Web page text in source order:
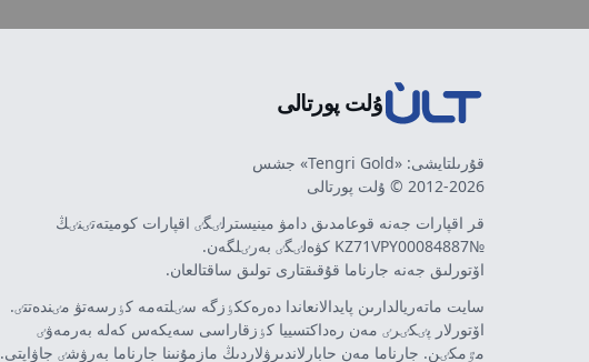
ۇلت پورتالى
قۇرىلتايشى: «Tengri Gold» جشس
2012-2026 © ۇلت پورتالى
قر اقپارات جەنە قوعامدىق دامۋ مينيسترلٸگٸ اقپارات كوميتەتٸنٸڭ
№KZ71VPY00084887 كۋەلٸگٸ بەرٸلگەن.
اۆتورلىق جەنە جارناما قۇقىقتارى تولىق ساقتالعان.
سايت ماتەريالدارىن پايدالانعاندا دەرەككٶزگە سٸلتەمە كٶرسەتۋ مٸندەتتٸ.
اۆتورلار پٸكٸرٸ مەن رەداكتسييا كٶزقاراسى سەيكەس كەلە بەرمەۋٸ
مٷمكٸن. جارناما مەن حابارلاندىرۋلاردىڭ مازمۇنىنا جارناما بەرۋشٸ جاۋاپتى.